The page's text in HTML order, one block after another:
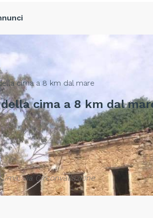
cima a 8 km dal mare
della cima a 8 km dal
via Circonvallazione